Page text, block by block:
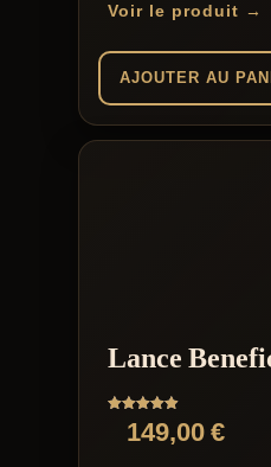
Voir le produit →
AJOUTER AU
Lance
Note
4.88149,00€